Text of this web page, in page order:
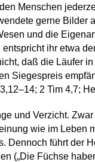
Menschen
gerne Bilder
und die
ihr etwa
daß die Läufer
Siegespreis
2 Tim 4,7;
und Verzicht.
wie im Leben
Dennoch führt der
(„Die Füchse